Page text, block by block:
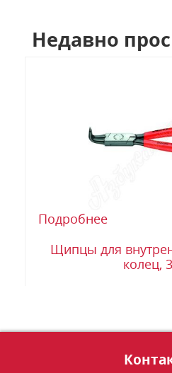
Недавно
Подробнее
Щипцы для
колец,